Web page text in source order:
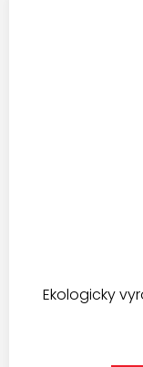
Ekologicky